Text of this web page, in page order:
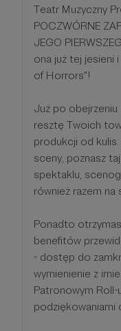
Teatr Muzyczny
POCZWÓRNE
JEGO
ona już tej jesieni
of Horrors"!
Już po
resztę Twoich
produkcji od
sceny, poznasz
spektaklu,
również razem na
Ponadto
benefitów
- dostęp do
wymienienie z
Patronowym Roll-
podziękowaniami